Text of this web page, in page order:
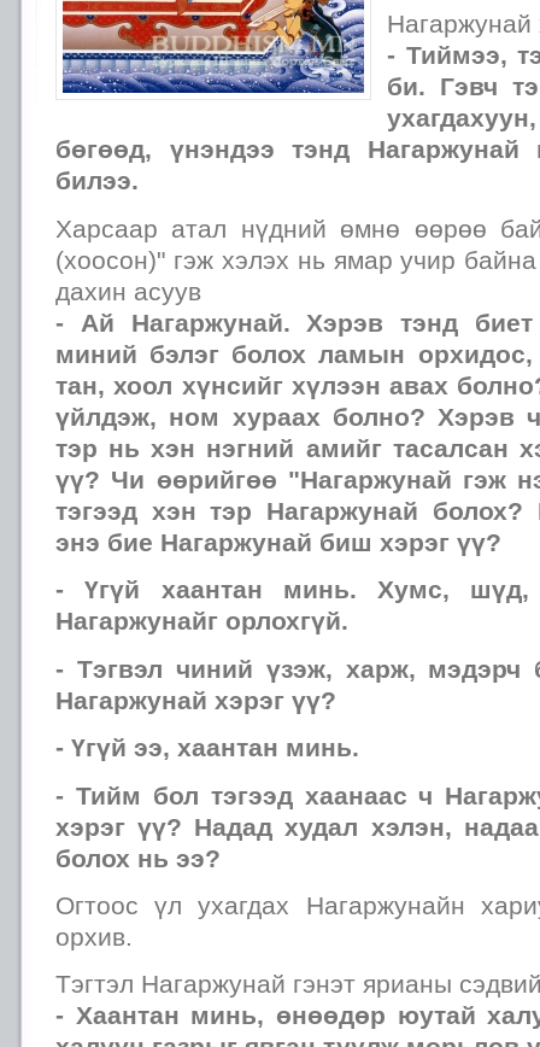
Нагаржунай
- Тиймээ,
би. Гэвч
бөгөөд, үнэндээ тэнд Нагаржунай
билээ.
Харсаар атал нүдний өмнө өөрөө
(хоосон)" гэж хэлэх нь ямар учир
дахин асуув
- Ай Нагаржунай. Хэрэв тэнд
миний бэлэг болох ламын орхидос,
тан, хоол хүнсийг хүлээн авах
үйлдэж, ном хураах болно? Хэрэв
тэр нь хэн нэгний амийг тасалсан
үү? Чи өөрийгөө "Нагаржунай гэж
тэгээд хэн тэр Нагаржунай
энэ бие Нагаржунай биш хэрэг үү?
- Үгүй хаантан минь. Хумс,
Нагаржунайг орлохгүй.
- Тэгвэл чиний үзэж, харж, мэдэрч
Нагаржунай хэрэг үү?
- Үгүй ээ, хаантан минь.
- Тийм бол тэгээд хаанаас ч
хэрэг үү? Надад худал хэлэн,
болох нь ээ?
Огтоос үл ухагдах Нагаржунайн
орхив.
Тэгтэл Нагаржунай гэнэт ярианы
- Хаантан минь, өнөөдөр юутай